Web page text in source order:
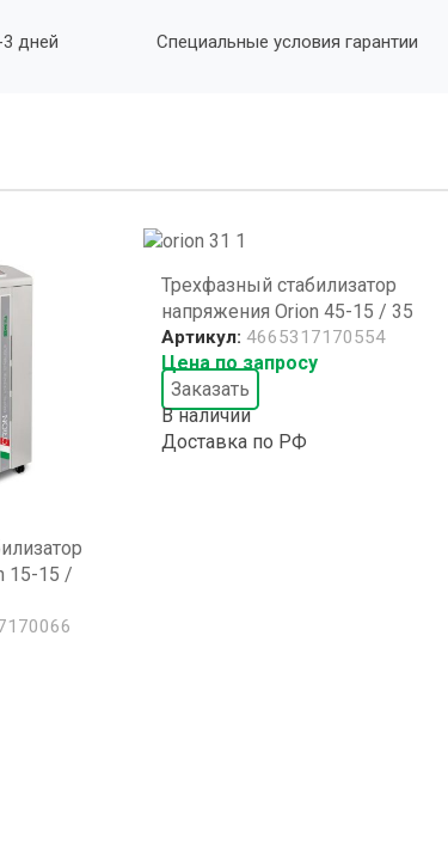
дней Специальные условия гарантии
15-15 /
Трехфазный стабилизатор
напряжения Orion 45-15 / 35
Артикул: 4665317170554
Цена по запросу
Заказать
В наличии
Доставка по РФ